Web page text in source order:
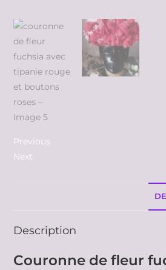
Previous
Next
Description
Couronne de fleur